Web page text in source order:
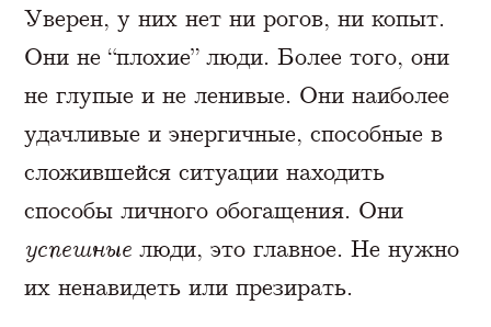
Уверен, у них нет ни рогов, ни копыт.
Они не “плохие” люди. Более того, они
не глупые и не ленивые. Они наиболее
удачливые и энергичные, способные в
сложившейся ситуации находить
способы личного обогащения. Они
успешные люди, это главное. Не нужно
их ненавидеть или презирать.